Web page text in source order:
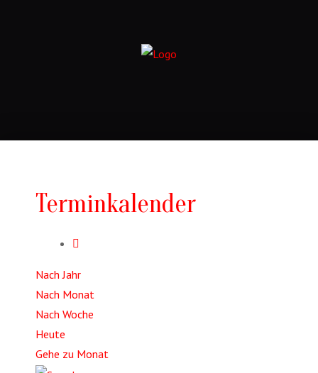
Terminkalender
Nach Jahr
Nach Monat
Nach Woche
Heute
Gehe zu Monat